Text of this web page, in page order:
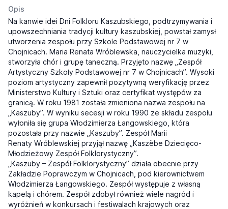
Opis
Na kanwie idei Dni Folkloru Kaszubskiego, podtrzymywania i
upowszechniania tradycji kultury kaszubskiej, powstał zamysł
utworzenia zespołu przy Szkole Podstawowej nr 7 w
Chojnicach. Maria Renata Wróblewska, nauczycielka muzyki,
stworzyła chór i grupę taneczną. Przyjęto nazwę
„Zespół
Artystyczny Szkoły Podstawowej nr 7 w Chojnicach”. Wysoki
poziom artystyczny zapewnił pozytywną weryfikację przez
Ministerstwo Kultury i Sztuki oraz certyfikat występów za
granicą. W roku 1981 została zmieniona nazwa zespołu na
„Kaszuby”. W wyniku secesji w roku 1990 ze składu zespołu
wyłoniła się grupa Włodzimierza Łangowskiego, która
pozostała przy nazwie „Kaszuby”. Zespół Marii
Renaty Wróblewskiej przyjął nazwę „Kaszëbe Dziecięco-
Młodzieżowy Zespół Folklorystyczny”.
„Kaszuby – Zespół Folklorystyczny” działa obecnie przy
Zakładzie Poprawczym w Chojnicach, pod kierownictwem
Włodzimierza Łangowskiego. Zespół występuje z własną
kapelą i chórem. Zespół zdobył również wiele nagród i
wyróżnień w konkursach i festiwalach krajowych oraz